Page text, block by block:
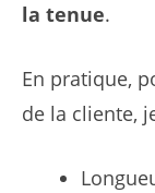
la tenue.
En pratique,
de la cliente,